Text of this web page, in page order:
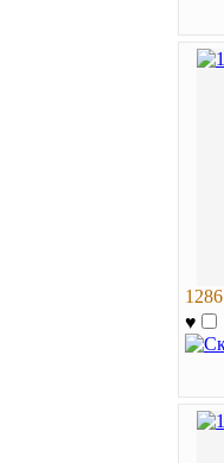
1286
♥